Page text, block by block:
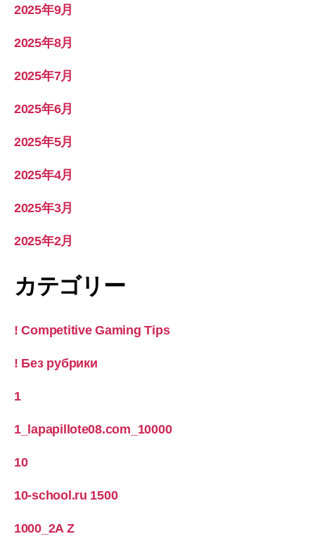
2025年9月
2025年8月
2025年7月
2025年6月
2025年5月
2025年4月
2025年3月
2025年2月
カテゴリー
! Competitive Gaming Tips
! Без рубрики
1
1_lapapillote08.com_10000
10
10-school.ru 1500
1000_2A Z